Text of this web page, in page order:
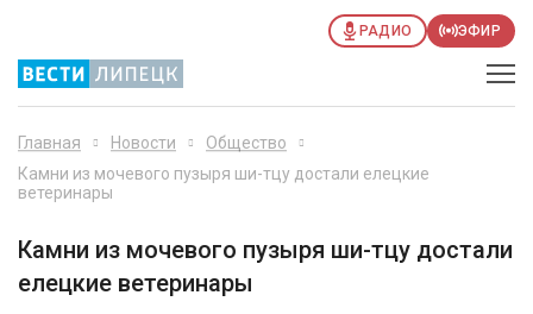
РАДИО ЭФИР
Главная Новости
Общество
Камни из мочевого пузыря ши-тцу достали елецкие
ветеринары
Камни из мочевого пузыря ши-тцу достали
елецкие ветеринары